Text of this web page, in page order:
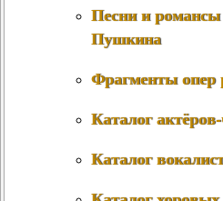
Песни и романсы
Пушкина
Фрагменты опер
Каталог
Каталог